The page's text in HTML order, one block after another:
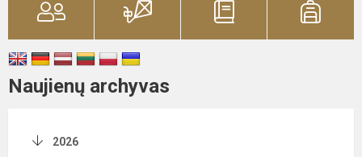
Naujienų archyvas
2026